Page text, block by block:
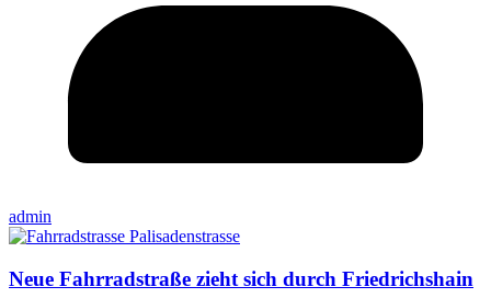
admin
Neue Fahrradstraße zieht sich durch Friedrichshain